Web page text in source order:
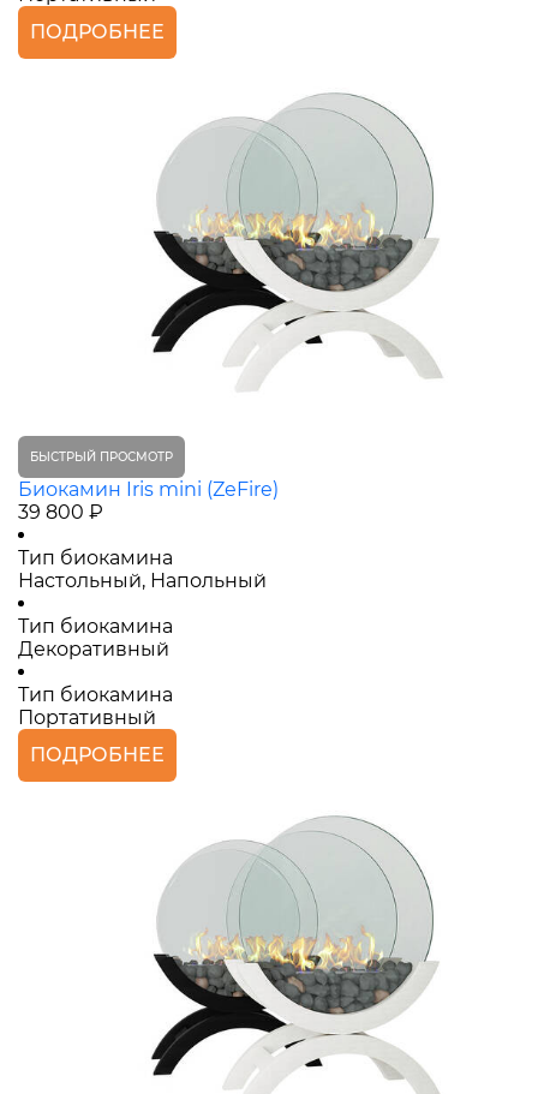
ПОДРОБНЕЕ
БЫСТРЫЙ ПРОСМОТР
Биокамин Iris mini (ZeFire)
39 800 ₽
Тип биокамина
Настольный, Напольный
Тип биокамина
Декоративный
Тип биокамина
Портативный
ПОДРОБНЕЕ